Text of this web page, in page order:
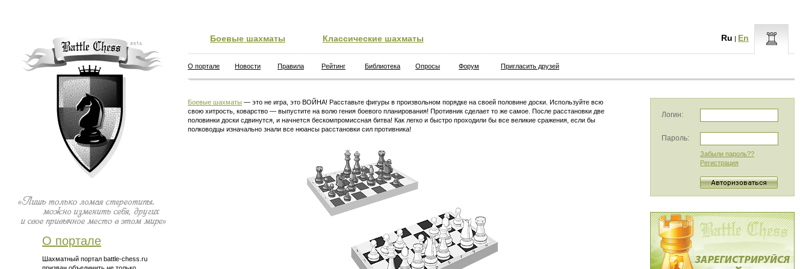
О портале
Шахматный портал battle-chess.ru
Боевые шахматы Классические шахматы Ru | En
О портале Новости Правила Рейтинг Библиотека Опросы Форум Пригласить друзей
Боевые шахматы — это не игра, это ВОЙНА! Расставьте фигуры в произвольном порядке на своей половине доски. Используйте всю
свою хитрость, коварство — выпустите на волю гения боевого планирования! Противник сделает то же самое. После расстановки две
половинки доски сдвинутся, и начнется бескомпромиссная битва! Как легко и быстро проходили бы все великие сражения, если бы
полководцы изначально знали все нюансы расстановки сил противника!
Логин:
Пароль:
Забыли пароль??
Регистрация